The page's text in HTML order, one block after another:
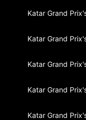
Katar Grand
Katar Grand
Katar Grand
Katar Grand
Katar Grand